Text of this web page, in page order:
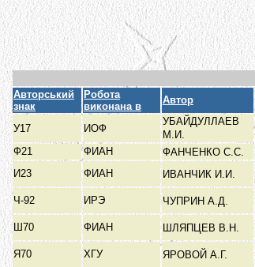
Авторський
знак
Робота
виконана в
Автор
У17
ИОФ
УБАЙДУЛЛАЕВ
М.И.
Ф21
ФИАН ФАНЧЕНКО С.С.
И23
ФИАН ИВАНЧИК И.И.
Ч-92 ИРЭ ЧУПРИН А.Д.
Ш70 ФИАН ШЛЯПЦЕВ В.Н.
Я70 ХГУ ЯРОВОЙ А.Г.